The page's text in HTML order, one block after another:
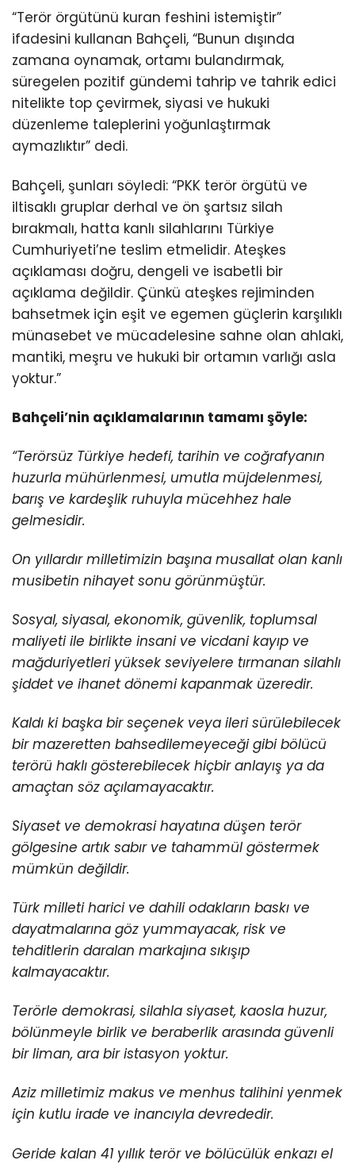
“Terör örgütünü kuran feshini istemiştir”
ifadesini kullanan Bahçeli, “Bunun dışında
zamana oynamak, ortamı bulandırmak,
süregelen pozitif gündemi tahrip ve tahrik edici
nitelikte top çevirmek, siyasi ve hukuki
düzenleme taleplerini yoğunlaştırmak
aymazlıktır” dedi.
Bahçeli, şunları söyledi: “PKK terör örgütü ve
iltisaklı gruplar derhal ve ön şartsız silah
bırakmalı, hatta kanlı silahlarını Türkiye
Cumhuriyeti’ne teslim etmelidir. Ateşkes
açıklaması doğru, dengeli ve isabetli bir
açıklama değildir. Çünkü ateşkes rejiminden
bahsetmek için eşit ve egemen güçlerin karşılıklı
münasebet ve mücadelesine sahne olan ahlaki,
mantiki, meşru ve hukuki bir ortamın varlığı asla
yoktur.”
Bahçeli’nin açıklamalarının tamamı şöyle:
“Terörsüz Türkiye hedefi, tarihin ve coğrafyanın
huzurla mühürlenmesi, umutla müjdelenmesi,
barış ve kardeşlik ruhuyla mücehhez hale
gelmesidir.
On yıllardır milletimizin başına musallat olan kanlı
musibetin nihayet sonu görünmüştür.
Sosyal, siyasal, ekonomik, güvenlik, toplumsal
maliyeti ile birlikte insani ve vicdani kayıp ve
mağduriyetleri yüksek seviyelere tırmanan silahlı
şiddet ve ihanet dönemi kapanmak üzeredir.
Kaldı ki başka bir seçenek veya ileri sürülebilecek
bir mazeretten bahsedilemeyeceği gibi bölücü
terörü haklı gösterebilecek hiçbir anlayış ya da
amaçtan söz açılamayacaktır.
Siyaset ve demokrasi hayatına düşen terör
gölgesine artık sabır ve tahammül göstermek
mümkün değildir.
Türk milleti harici ve dahili odakların baskı ve
dayatmalarına göz yummayacak, risk ve
tehditlerin daralan markajına sıkışıp
kalmayacaktır.
Terörle demokrasi, silahla siyaset, kaosla huzur,
bölünmeyle birlik ve beraberlik arasında güvenli
bir liman, ara bir istasyon yoktur.
Aziz milletimiz makus ve menhus talihini yenmek
için kutlu irade ve inancıyla devrededir.
Geride kalan 41 yıllık terör ve bölücülük enkazı el